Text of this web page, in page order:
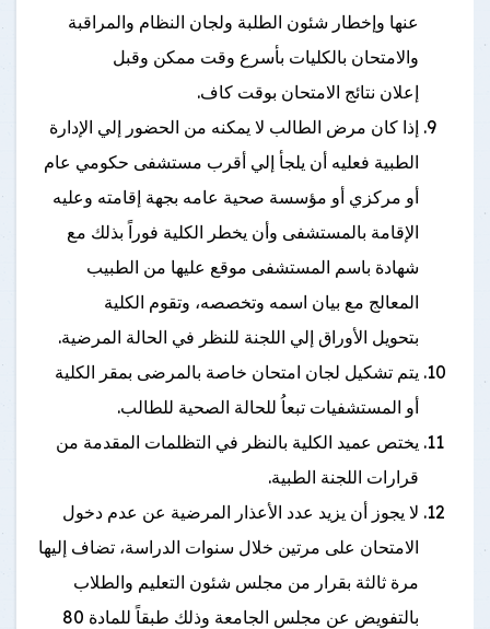
عنها وإخطار شئون الطلبة ولجان النظام والمراقبة
والامتحان بالكليات بأسرع وقت ممكن وقبل
إعلان نتائج الامتحان بوقت كاف.
إذا كان مرض الطالب لا يمكنه من الحضور إلي الإدارة
الطبية فعليه أن يلجأ إلي أقرب مستشفى حكومي عام
أو مركزي أو مؤسسة صحية عامه بجهة إقامته وعليه
الإقامة بالمستشفى وأن يخطر الكلية فوراً بذلك مع
شهادة باسم المستشفى موقع عليها من الطبيب
المعالج مع بيان اسمه وتخصصه، وتقوم الكلية
بتحويل الأوراق إلي اللجنة للنظر في الحالة المرضية.
يتم تشكيل لجان امتحان خاصة بالمرضى بمقر الكلية
أو المستشفيات تبعاُ للحالة الصحية للطالب.
يختص عميد الكلية بالنظر في التظلمات المقدمة من
قرارات اللجنة الطبية.
لا يجوز أن يزيد عدد الأعذار المرضية عن عدم دخول
الامتحان على مرتين خلال سنوات الدراسة، تضاف إليها
مرة ثالثة بقرار من مجلس شئون التعليم والطلاب
بالتفويض عن مجلس الجامعة وذلك طبقاً للمادة 80